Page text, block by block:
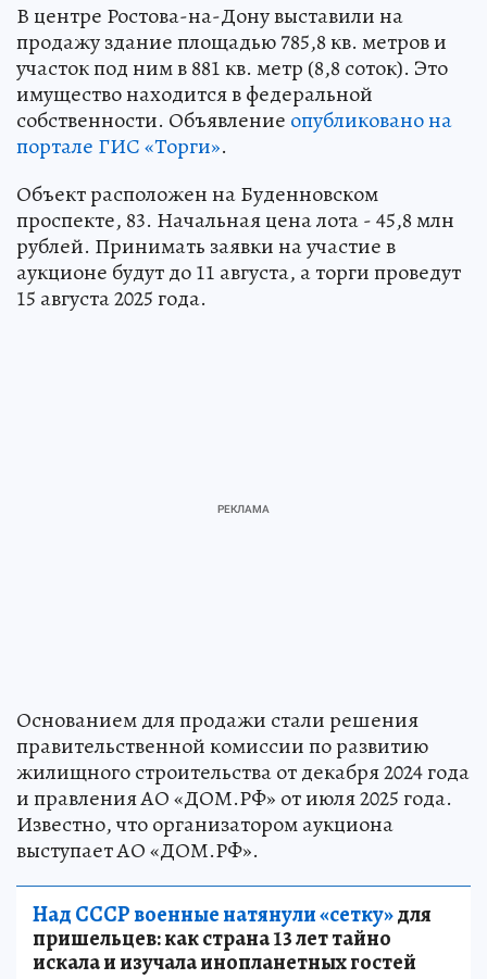
В центре Ростова-на-Дону выставили на
продажу здание площадью 785,8 кв. метров и
участок под ним в 881 кв. метр (8,8 соток). Это
имущество находится в федеральной
собственности. Объявление опубликовано на
портале ГИС «Торги».
Объект расположен на Буденновском
проспекте, 83. Начальная цена лота - 45,8 млн
рублей. Принимать заявки на участие в
аукционе будут до 11 августа, а торги проведут
15 августа 2025 года.
Основанием для продажи стали решения
правительственной комиссии по развитию
жилищного строительства от декабря 2024 года
и правления АО «ДОМ.РФ» от июля 2025 года.
Известно, что организатором аукциона
выступает АО «ДОМ.РФ».
Над СССР военные натянули «сетку»для
пришельцев: как страна 13 лет тайно
искала и изучала инопланетных гостей